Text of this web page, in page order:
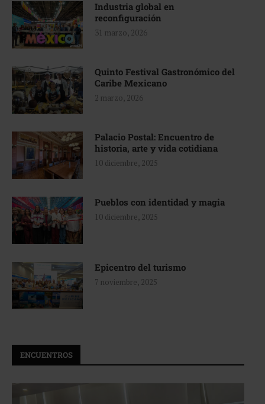
Industria global en
reconfiguración
31 marzo, 2026
Quinto Festival Gastronómico del
Caribe Mexicano
2 marzo, 2026
Palacio Postal: Encuentro de
historia, arte y vida cotidiana
10 diciembre, 2025
Pueblos con identidad y magia
10 diciembre, 2025
Epicentro del turismo
7 noviembre, 2025
ENCUENTROS